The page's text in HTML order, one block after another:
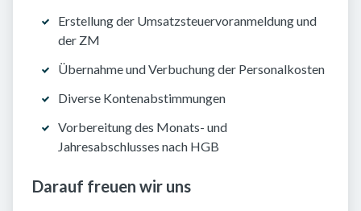
Erstellung der Umsatzsteuervoranmeldung und
der ZM
Übernahme und Verbuchung der Personalkosten
Diverse Kontenabstimmungen
Vorbereitung des Monats- und
Jahresabschlusses nach HGB
Darauf freuen wir uns